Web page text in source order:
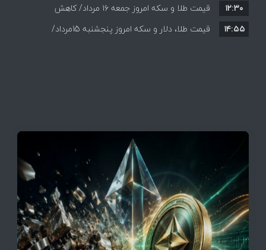
قیمت طلا و سکه امروز جمعه ۱۶ مرداد/ کاهش
قیمت ها+ جدول و جزییات
۱۲:۳۰
قیمت طلا، دلار و سکه امروز پنجشنبه 15مرداد/
۱۴:۵۵